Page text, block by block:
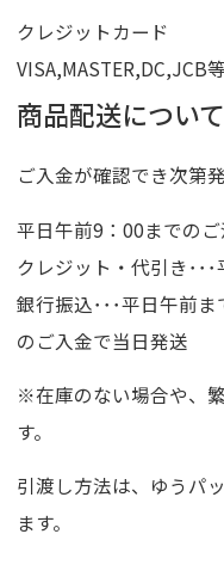
クレジットカード
VISA,MASTER,DC,JCB
商品配送について
ご入金が確認でき次第
平日午前9：00までの
クレジット・代引き･･
銀行振込･･･平日午前
のご入金で当日発送
※在庫のない場合や、
す。
引渡し方法は、ゆうパ
ます。